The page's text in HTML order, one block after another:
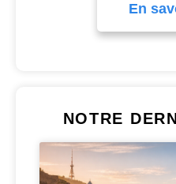
En
NOTRE